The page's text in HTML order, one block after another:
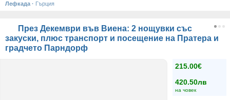
Лефкада · Гърция
През Декември във Виена: 2 нощувки със
закуски, плюс транспорт и посещение на Пратера и
градчето Парндорф
215.00€
420.50лв
на човек